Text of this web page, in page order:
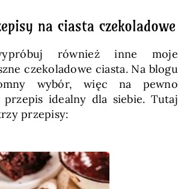
na ciasta czekoladowe
również inne moje
czekoladowe ciasta. Na blogu
wybór, więc na pewno
przepis idealny dla siebie. Tutaj
przepisy: